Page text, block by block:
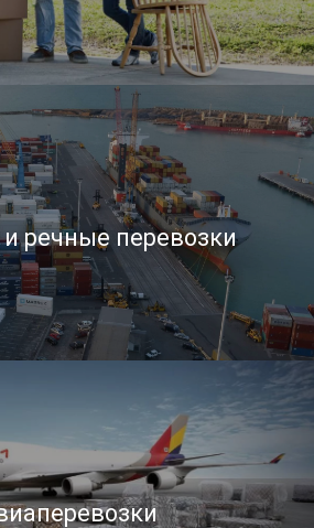
речные перевозки